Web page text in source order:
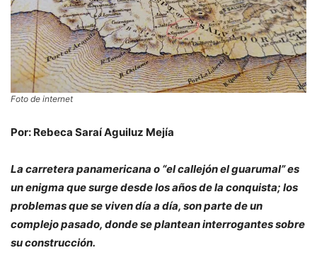
Foto de internet
Por: Rebeca Saraí Aguiluz Mejía
La carretera panamericana o “el callejón el guarumal” es
un enigma que surge desde los años de la conquista; los
problemas que se viven día a día, son parte de un
complejo pasado, donde se plantean interrogantes sobre
su construcción.